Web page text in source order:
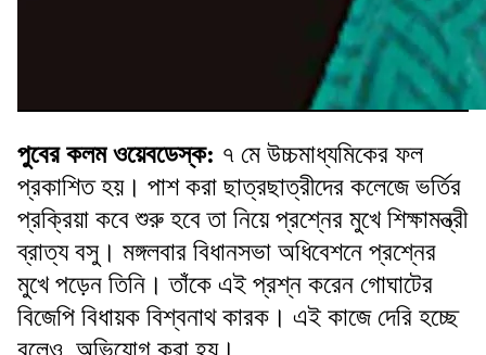
পুবের কলম ওয়েবডেস্ক: ৭ মে উচ্চমাধ্যমিকের ফল
প্রকাশিত হয়। পাশ করা ছাত্রছাত্রীদের কলেজে ভর্তির
প্রক্রিয়া কবে শুরু হবে তা নিয়ে প্রশ্নের মুখে শিক্ষামন্ত্রী
ব্রাত্য বসু। মঙ্গলবার বিধানসভা অধিবেশনে প্রশ্নের
মুখে পড়েন তিনি। তাঁকে এই প্রশ্ন করেন গোঘাটের
বিজেপি বিধায়ক বিশ্বনাথ কারক। এই কাজে দেরি হচ্ছে